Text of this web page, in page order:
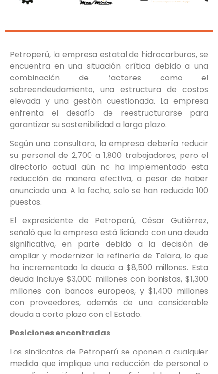
Petroperú, la empresa estatal de hidrocarburos, se
encuentra en una situación crítica debido a una
combinación de factores como el
sobreendeudamiento, una estructura de costos
elevada y una gestión cuestionada. La empresa
enfrenta el desafío de reestructurarse para
garantizar su sostenibilidad a largo plazo.
Según una consultora, la empresa debería reducir
su personal de 2,700 a 1,800 trabajadores, pero el
directorio actual aún no ha implementado esta
reducción de manera efectiva, a pesar de haber
anunciado una. A la fecha, solo se han reducido 100
puestos.
El expresidente de Petroperú, César Gutiérrez,
señaló que la empresa está lidiando con una deuda
significativa, en parte debido a la decisión de
ampliar y modernizar la refinería de Talara, lo que
ha incrementado la deuda a $8,500 millones. Esta
deuda incluye $3,000 millones con bonistas, $1,300
millones con bancos europeos, y $1,400 millones
con proveedores, además de una considerable
deuda a corto plazo con el Estado.
Posiciones encontradas
Los sindicatos de Petroperú se oponen a cualquier
medida que implique una reducción de personal o